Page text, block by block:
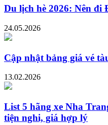
Du lịch hè 2026: Nên đi
24.05.2026
Cập nhật bảng giá vé
13.02.2026
List 5 hãng xe Nha
tiện nghi, giá hợp lý